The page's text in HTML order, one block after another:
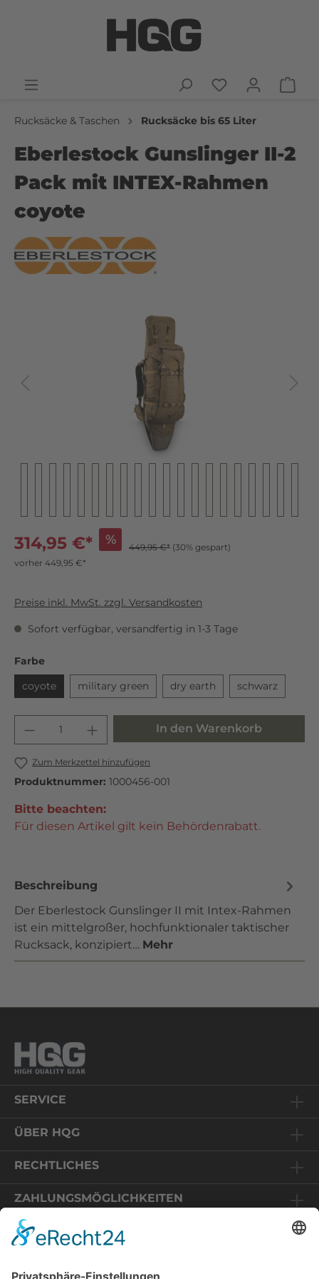
Relaunch HQG-Shop
Rucksäcke & Taschen Rucksäcke bis 65 Liter
Eberlestock Gunslinger II-2
Pack mit INTEX-Rahmen
coyote
314,95 €* % 449,95 €* (30% gespart)
vorher 449,95 €*
Preise inkl. MwSt. zzgl. Versandkosten
Sofort verfügbar, versandfertig in 1-3 Tage
Farbe
coyote
military green dry earth schwarz
In den Warenkorb
Zum Merkzettel hinzufügen
Produktnummer: 1000456-001
Bitte beachten:
Für diesen Artikel gilt kein Behördenrabatt.
Beschreibung
Der Eberlestock Gunslinger II mit Intex-Rahmen
ist ein mittelgroßer, hochfunktionaler taktischer
Rucksack, konzipiert… Mehr
SERVICE
ÜBER HQG
RECHTLICHES
ZAHLUNGSMÖGLICHKEITEN